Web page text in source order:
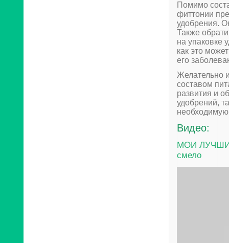
Помимо
фиттонии
удобрения.
Также
на упаковке
как это
его
Желательно
составом
развития и
удобрений,
Видео:
МОИ
смело